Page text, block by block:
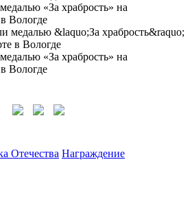
«За храбрость» на
Вологде
«За храбрость» на
Вологде
Отечества Награждение